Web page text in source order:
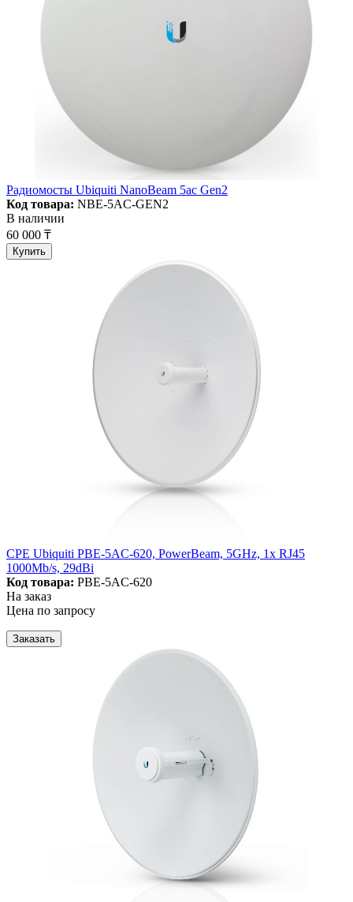
Радиомосты Ubiquiti NanoBeam 5ac Gen2
Код товара: NBE-5AC-GEN2
В наличии
60 000 ₸
Купить
CPE Ubiquiti PBE-5AC-620, PowerBeam, 5GHz, 1x RJ45
1000Mb/s, 29dBi
Код товара: PBE-5AC-620
На заказ
Цена по запросу
Заказать